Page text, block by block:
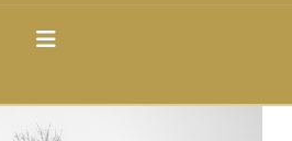
Navigation